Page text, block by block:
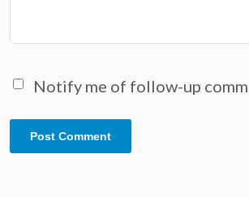
Notify me of follow-up